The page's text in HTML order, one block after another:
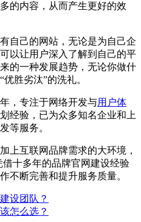
的内容，从而产生更好的效
自己的网站，无论是为自己企
以让用户深入了解到自己的平
的一种发展趋势，无论你做什
胜劣汰”的洗礼。
，专注于网络开发与用户体
经验，已为众多知名企业和上
等服务。
上互联网品牌需求的大环境，
十多年的品牌官网建设经验
不断完善和提升服务质量。
设团队？
怎么选？